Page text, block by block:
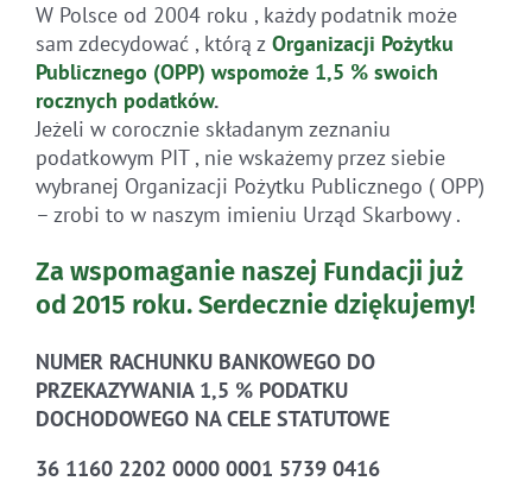
W Polsce od 2004 roku , każdy podatnik może
sam zdecydować , którą zOrganizacji Pożytku
Publicznego (OPP) wspomoże 1,5 % swoich
rocznych podatków.
Jeżeli w corocznie składanym zeznaniu
podatkowym PIT , nie wskażemy przez siebie
wybranej Organizacji Pożytku Publicznego ( OPP)
– zrobi to w naszym imieniu Urząd Skarbowy .
Za wspomaganie naszej Fundacji już
od 2015 roku.Serdecznie dziękujemy!
NUMER RACHUNKU BANKOWEGO DO
PRZEKAZYWANIA 1,5 % PODATKU
DOCHODOWEGO NA CELE STATUTOWE
36 1160 2202 0000 0001 5739 0416